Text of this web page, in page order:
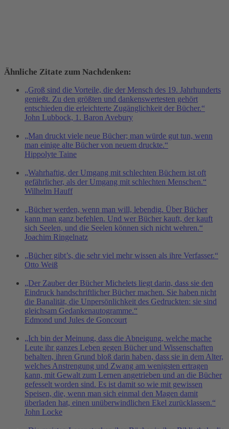
Ähnliche Zitate zum Nachdenken:
„Groß sind die Vorteile, die der Mensch des 19. Jahrhunderts
genießt. Zu den größten und dankenswertesten gehört
entschieden die erleichterte Zugänglichkeit der Bücher.“
John Lubbock, 1. Baron Avebury
„Man druckt viele neue Bücher; man würde gut tun, wenn
man einige alte Bücher von neuem druckte.“
Hippolyte Taine
„Wahrhaftig, der Umgang mit schlechten Büchern ist oft
gefährlicher, als der Umgang mit schlechten Menschen.“
Wilhelm Hauff
„Bücher werden, wenn man will, lebendig. Über Bücher
kann man ganz befehlen. Und wer Bücher kauft, der kauft
sich Seelen, und die Seelen können sich nicht wehren.“
Joachim Ringelnatz
„Bücher gibt’s, die sehr viel mehr wissen als ihre Verfasser.“
Otto Weiß
„Der Zauber der Bücher Michelets liegt darin, dass sie den
Eindruck handschriftlicher Bücher machen. Sie haben nicht
die Banalität, die Unpersönlichkeit des Gedruckten: sie sind
gleichsam Gedankenautogramme.“
Edmond und Jules de Goncourt
„Ich bin der Meinung, dass die Abneigung, welche mache
Leute ihr ganzes Leben gegen Bücher und Wissenschaften
behalten, ihren Grund bloß darin haben, dass sie in dem Alter,
welches Anstrengung und Zwang am wenigsten ertragen
kann, mit Gewalt zum Lernen angetrieben und an die Bücher
gefesselt worden sind. Es ist damit so wie mit gewissen
Speisen, die, wenn man sich einmal den Magen damit
überladen hat, einen unüberwindlichen Ekel zurücklassen.“
John Locke